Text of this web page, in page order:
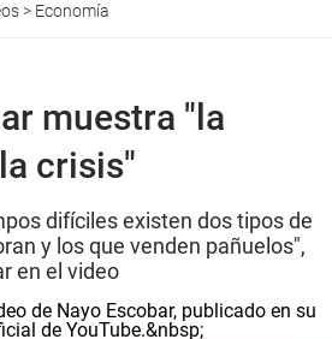
> Economía
muestra "la
crisis"
difíciles existen dos tipos de
y los que venden pañuelos",
en el video